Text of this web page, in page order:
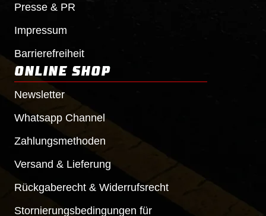
Presse & PR
Impressum
Barrierefreiheit
ONLINE SHOP
Newsletter
Whatsapp Channel
Zahlungsmethoden
Versand & Lieferung
Rückgaberecht & Widerrufsrecht
Stornierungsbedingungen für